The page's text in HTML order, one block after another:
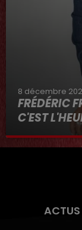
8 décembre
FRÉDÉRIC
C'EST
8 décembre
ACTUS